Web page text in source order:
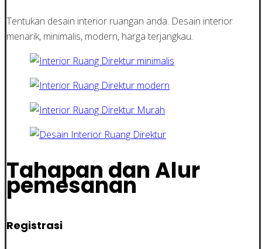
Tentukan desain interior ruangan anda. Desain interior
menarik, minimalis, modern, harga terjangkau.
Tahapan dan Alur
pemesanan
Registrasi